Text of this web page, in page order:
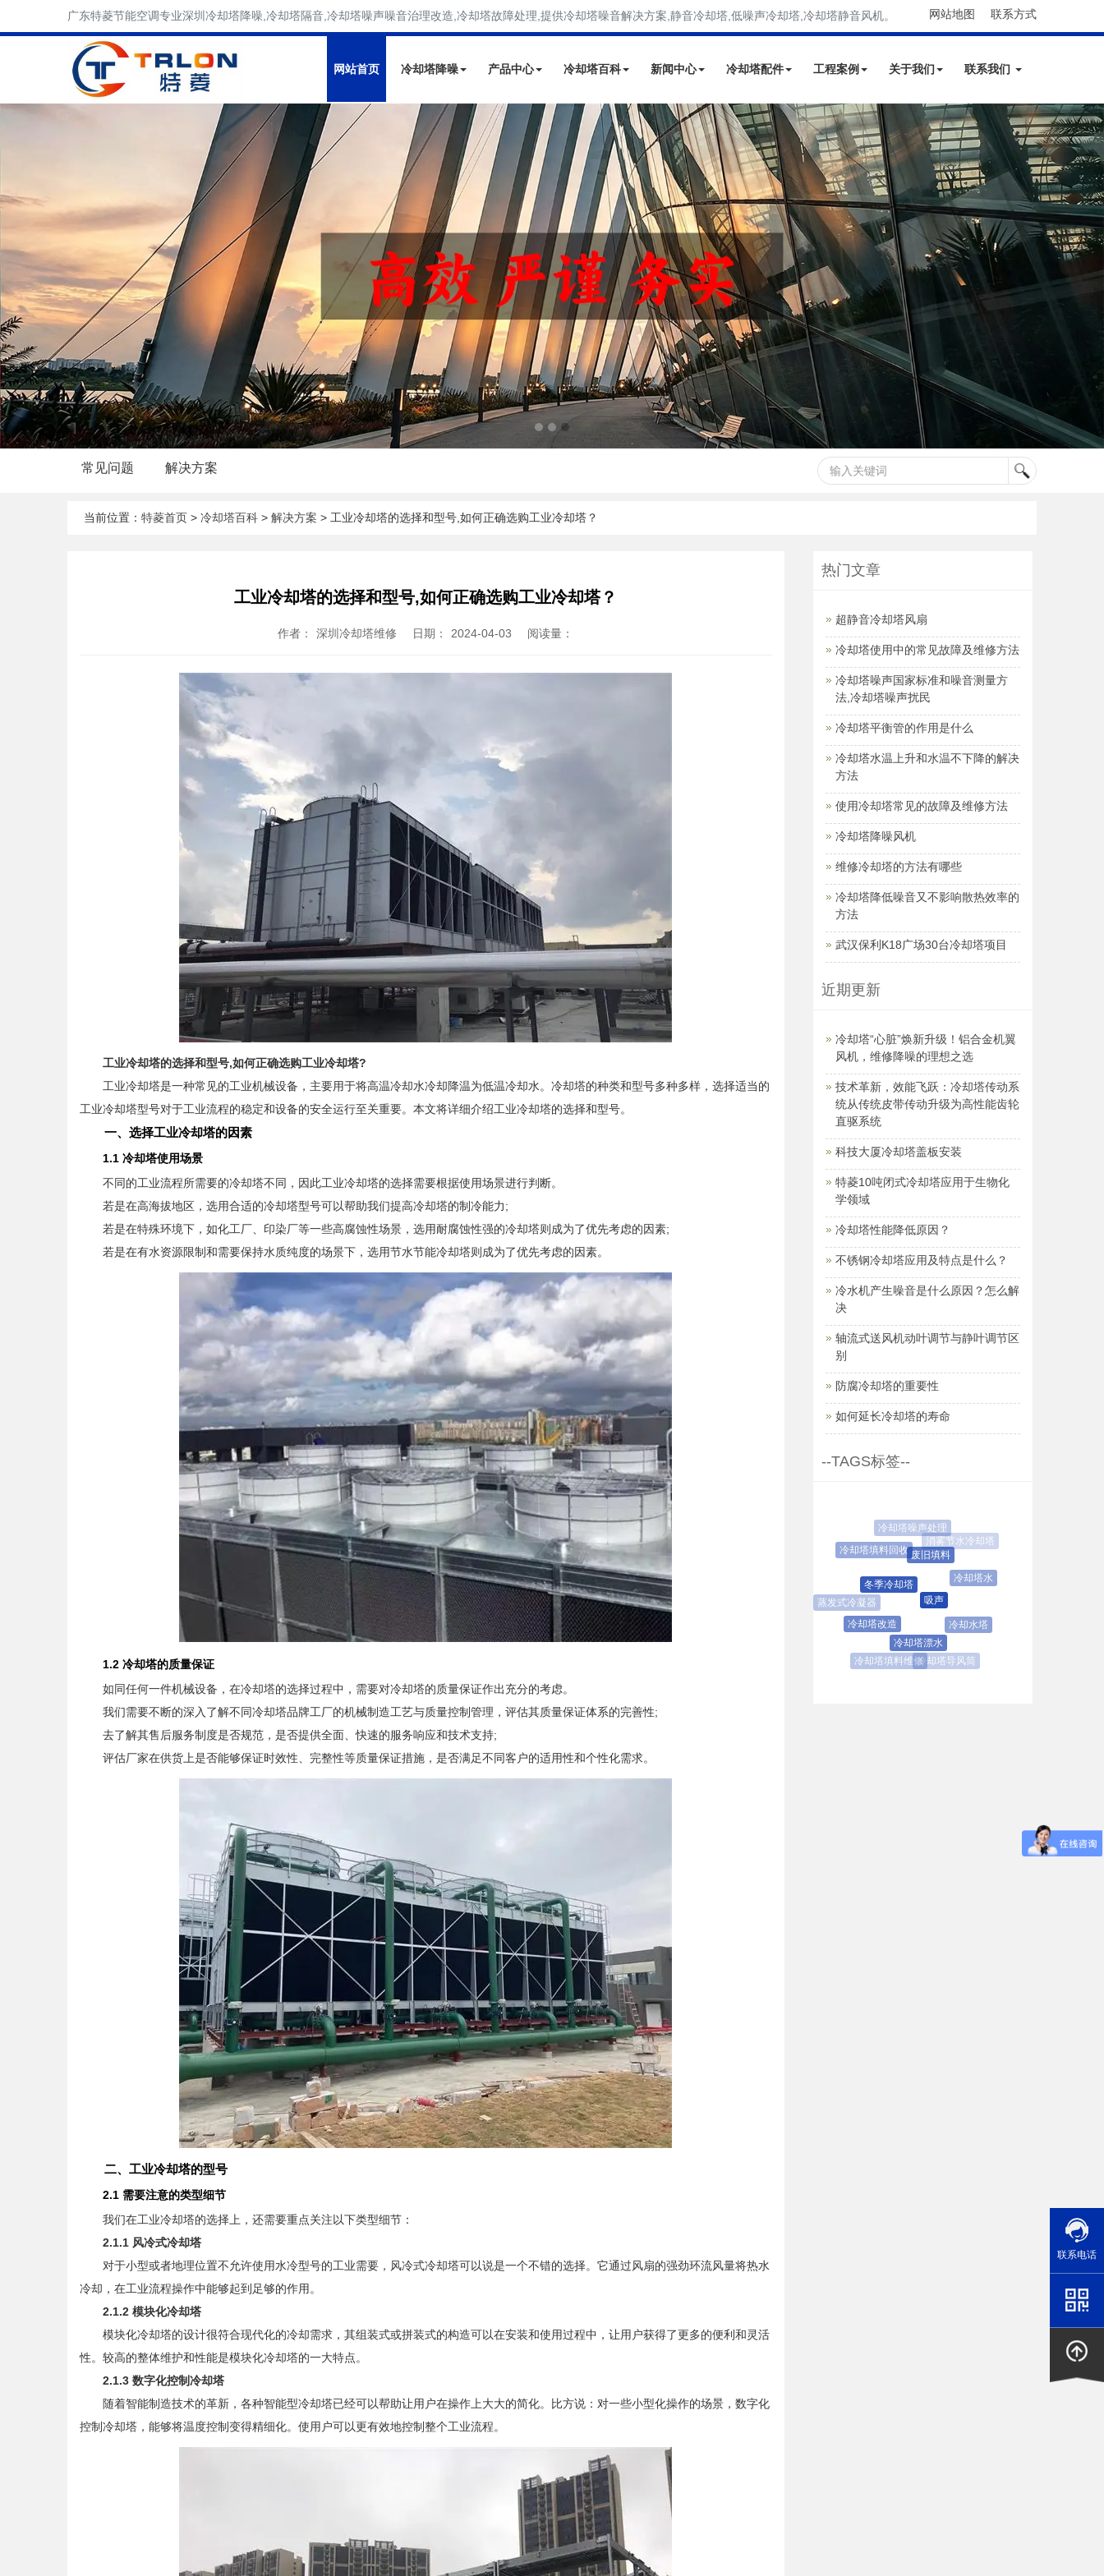
广东特菱节能空调专业深圳冷却塔降噪,冷却塔隔音,冷却塔噪声噪音治理改造,冷却塔故障处理,提供冷却塔噪音解决方案,静音冷却塔,低噪声冷却塔,冷却塔静音风机。 网站地图 联系方式
网站首页 冷却塔降噪 产品中心 冷却塔百科 新闻中心 冷却塔配件 工程案例 关于我们 联系我们
常见问题 解决方案
当前位置： 特菱首页 > 冷却塔百科 > 解决方案 > 工业冷却塔的选择和型号,如何正确选购工业冷却塔？
工业冷却塔的选择和型号,如何正确选购工业冷却塔？
作者： 深圳冷却塔维修 日期： 2024-04-03 阅读量：
工业冷却塔的选择和型号,如何正确选购工业冷却塔?
工业冷却塔是一种常见的工业机械设备，主要用于将高温冷却水冷却降温为低温冷却水。冷却塔的种类和型号多种多样，选择适当的
工业冷却塔型号对于工业流程的稳定和设备的安全运行至关重要。本文将详细介绍工业冷却塔的选择和型号。
一、选择工业冷却塔的因素
1.1 冷却塔使用场景
不同的工业流程所需要的冷却塔不同，因此工业冷却塔的选择需要根据使用场景进行判断。
若是在高海拔地区，选用合适的冷却塔型号可以帮助我们提高冷却塔的制冷能力;
若是在特殊环境下，如化工厂、印染厂等一些高腐蚀性场景，选用耐腐蚀性强的冷却塔则成为了优先考虑的因素;
若是在有水资源限制和需要保持水质纯度的场景下，选用节水节能冷却塔则成为了优先考虑的因素。
1.2 冷却塔的质量保证
如同任何一件机械设备，在冷却塔的选择过程中，需要对冷却塔的质量保证作出充分的考虑。
我们需要不断的深入了解不同冷却塔品牌工厂的机械制造工艺与质量控制管理，评估其质量保证体系的完善性;
去了解其售后服务制度是否规范，是否提供全面、快速的服务响应和技术支持;
评估厂家在供货上是否能够保证时效性、完整性等质量保证措施，是否满足不同客户的适用性和个性化需求。
二、工业冷却塔的型号
2.1 需要注意的类型细节
我们在工业冷却塔的选择上，还需要重点关注以下类型细节：
2.1.1 风冷式冷却塔
对于小型或者地理位置不允许使用水冷型号的工业需要，风冷式冷却塔可以说是一个不错的选择。它通过风扇的强劲环流风量将热水
冷却，在工业流程操作中能够起到足够的作用。
2.1.2 模块化冷却塔
模块化冷却塔的设计很符合现代化的冷却需求，其组装式或拼装式的构造可以在安装和使用过程中，让用户获得了更多的便利和灵活
性。较高的整体维护和性能是模块化冷却塔的一大特点。
2.1.3 数字化控制冷却塔
随着智能制造技术的革新，各种智能型冷却塔已经可以帮助让用户在操作上大大的简化。比方说：对一些小型化操作的场景，数字化
控制冷却塔，能够将温度控制变得精细化。使用户可以更有效地控制整个工业流程。
热门文章
超静音冷却塔风扇
冷却塔使用中的常见故障及维修方法
冷却塔噪声国家标准和噪音测量方
法,冷却塔噪声扰民
冷却塔平衡管的作用是什么
冷却塔水温上升和水温不下降的解决
方法
使用冷却塔常见的故障及维修方法
冷却塔降噪风机
维修冷却塔的方法有哪些
冷却塔降低噪音又不影响散热效率的
方法
武汉保利K18广场30台冷却塔项目
近期更新
冷却塔“心脏”焕新升级！铝合金机翼
风机，维修降噪的理想之选
技术革新，效能飞跃：冷却塔传动系
统从传统皮带传动升级为高性能齿轮
直驱系统
科技大厦冷却塔盖板安装
特菱10吨闭式冷却塔应用于生物化
学领域
冷却塔性能降低原因？
不锈钢冷却塔应用及特点是什么？
冷水机产生噪音是什么原因？怎么解
决
轴流式送风机动叶调节与静叶调节区
别
防腐冷却塔的重要性
如何延长冷却塔的寿命
--TAGS标签--
蒸发式冷凝器
冷却塔改造
冬季冷却塔
冷却塔填料回收
冷却塔填料维修
冷却塔漂水
废旧填料
冷却塔噪声处理
冷却塔导风筒
冷却水塔
冷却塔水
消雾节水冷却塔
隔音
消音
联系电话